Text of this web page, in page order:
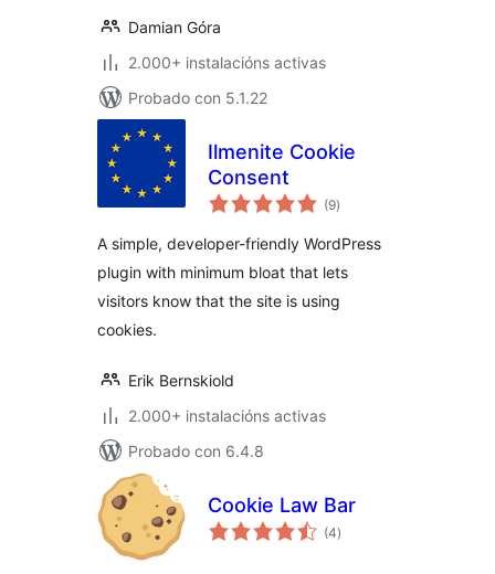
Damian Góra
2.000+ instalacións activas
Probado con 5.1.22
Ilmenite Cookie
Consent
(9valoracións
totais
)
A simple, developer-friendly WordPress
plugin with minimum bloat that lets
visitors know that the site is using
cookies.
Erik Bernskiold
2.000+ instalacións activas
Probado con 6.4.8
Cookie Law Bar
(4valoracións
totais
)